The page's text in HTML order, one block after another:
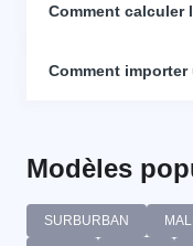
Comment calculer
Comment
Modèles
SURBURBAN